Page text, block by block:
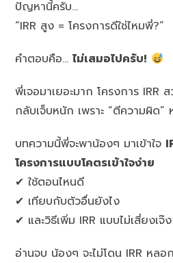
ปัญหานี้ครับ…
“IRR สูง = โครงการดีใช่ไหมพี่?”
คำตอบคือ…ไม่เสมอไปครับ!
พี่เจอมาเยอะมาก โครงการ IRR
กลับเจ็บหนัก เพราะ “ตีความผิด”
บทความนี้พี่จะพาน้องๆ มาเข้าใจ
โครงการแบบโคตรเข้าใจง่าย
✔ ใช้ตอนไหนดี
✔ เทียบกับตัวอื่นยังไง
✔ และวิธีเพิ่ม IRR แบบไม่เสี่ยงเจ๊ง
อ่านจบ น้องๆ จะไม่โดน IRR หล